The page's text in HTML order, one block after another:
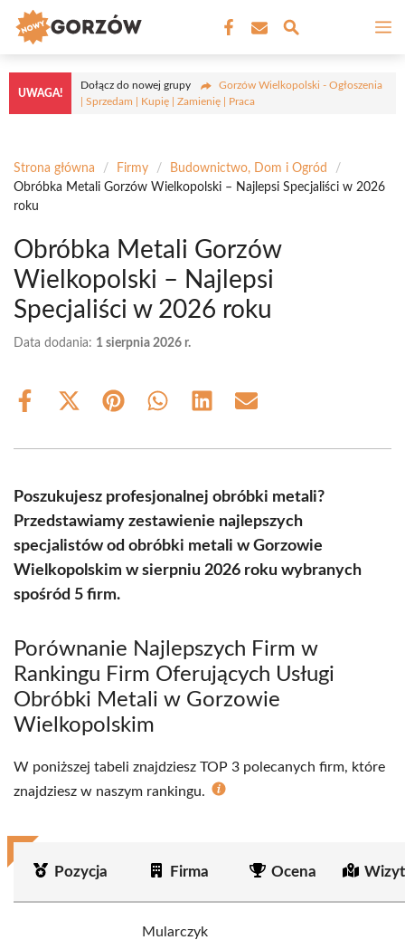
Przejdź
treści
UWAGA!
Dołącz do nowej grupy
Gorzów Wielkopolski - Ogłoszenia
| Sprzedam | Kupię | Zamienię | Praca
Strona główna / Firmy / Budownictwo, Dom i Ogród
/
Obróbka Metali Gorzów Wielkopolski – Najlepsi Specjaliści w 2026
roku
Obróbka Metali Gorzów
Wielkopolski – Najlepsi
Specjaliści w 2026 roku
Data dodania: 1 sierpnia 2026 r.
Share
Share
(Twitter)
Share Share Share Share
Poszukujesz profesjonalnej obróbki metali?
Przedstawiamy zestawienie najlepszych
specjalistów od obróbki metali w Gorzowie
Wielkopolskim w sierpniu 2026 roku wybranych
spośród 5 firm.
Porównanie Najlepszych Firm w
Rankingu Firm Oferujących Usługi
Obróbki Metali w Gorzowie
Wielkopolskim
W poniższej tabeli znajdziesz TOP 3 polecanych firm, które
znajdziesz w naszym rankingu.
Pozycja Firma Ocena
Mularczyk